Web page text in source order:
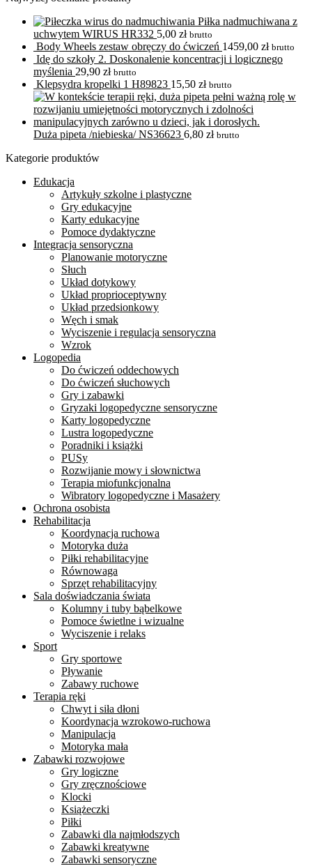
Piłka nadmuchiwana z
uchwytem WIRUS HR332 5,00 zł brutto
Body Wheels zestaw obręczy do ćwiczeń 1459,00 zł brutto
Idę do szkoły 2. Doskonalenie koncentracji i logicznego
myślenia 29,90 zł brutto
Klepsydra kropelki 1 H89823 15,50 zł brutto
Duża pipeta /niebieska/ NS36623 6,80 zł brutto
Kategorie produktów
Edukacja
Artykuły szkolne i plastyczne
Gry edukacyjne
Karty edukacyjne
Pomoce dydaktyczne
Integracja sensoryczna
Planowanie motoryczne
Słuch
Układ dotykowy
Układ proprioceptywny
Układ przedsionkowy
Węch i smak
Wyciszenie i regulacja sensoryczna
Wzrok
Logopedia
Do ćwiczeń oddechowych
Do ćwiczeń słuchowych
Gry i zabawki
Gryzaki logopedyczne sensoryczne
Karty logopedyczne
Lustra logopedyczne
Poradniki i książki
PUSy
Rozwijanie mowy i słownictwa
Terapia miofunkcjonalna
Wibratory logopedyczne i Masażery
Ochrona osobista
Rehabilitacja
Koordynacja ruchowa
Motoryka duża
Piłki rehabilitacyjne
Równowaga
Sprzęt rehabilitacyjny
Sala doświadczania świata
Kolumny i tuby bąbelkowe
Pomoce świetlne i wizualne
Wyciszenie i relaks
Sport
Gry sportowe
Pływanie
Zabawy ruchowe
Terapia ręki
Chwyt i siła dłoni
Koordynacja wzrokowo-ruchowa
Manipulacja
Motoryka mała
Zabawki rozwojowe
Gry logiczne
Gry zręcznościowe
Klocki
Książeczki
Piłki
Zabawki dla najmłodszych
Zabawki kreatywne
Zabawki sensoryczne